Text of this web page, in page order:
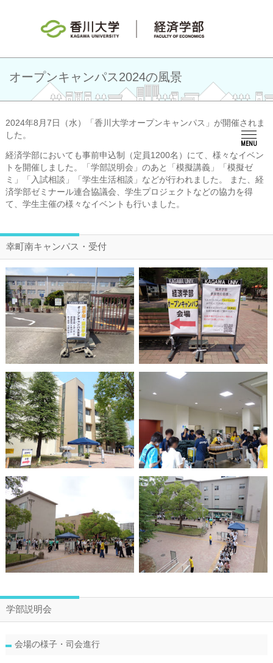
MENU
オープンキャンパス2024の風景
2024年8月7日（水）「香川大学オープンキャンパス」が開催されま
した。
経済学部においても事前申込制（定員1200名）にて、様々なイベン
トを開催しました。「学部説明会」のあと「模擬講義」「模擬ゼ
ミ」「入試相談」「学生生活相談」などが行われました。 また、経
済学部ゼミナール連合協議会、学生プロジェクトなどの協力を得
て、学生主催の様々なイベントも行いました。
幸町南キャンパス・受付
学部説明会
会場の様子・司会進行